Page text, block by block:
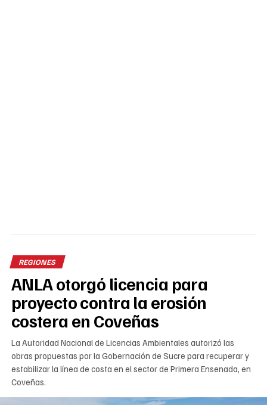
REGIONES
ANLA otorgó licencia para
proyecto contra la erosión
costera en Coveñas
La Autoridad Nacional de Licencias Ambientales autorizó las
obras propuestas por la Gobernación de Sucre para recuperar y
estabilizar la línea de costa en el sector de Primera Ensenada, en
Coveñas.